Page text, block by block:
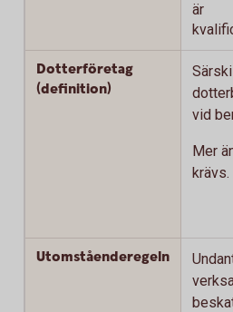
är
Dotterföretag
(definition)
vid
Mer
krävs.
Utomståenderegeln